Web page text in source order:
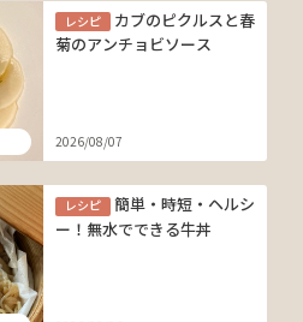
レシピ
カブのピクルスと春
菊のアンチョビソース
2026/08/07
レシピ
簡単・時短・ヘルシ
ー！無水でできる牛丼